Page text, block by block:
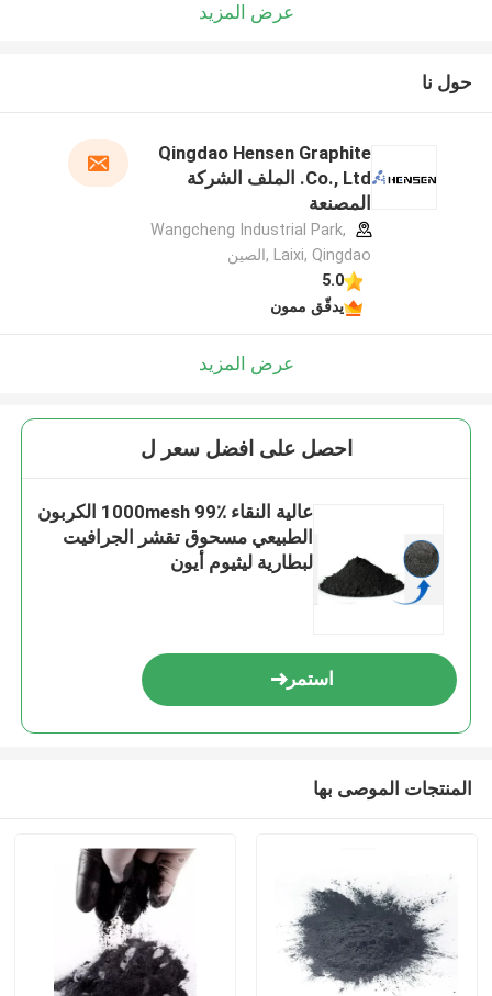
عرض المزيد
حول نا
Qingdao Hensen Graphite
Co., Ltd. الملف الشركة
المصنعة
Wangcheng Industrial Park,
Laixi, Qingdao ,الصين
5.0
يدقّق ممون
عرض المزيد
احصل على افضل سعر ل
عالية النقاء 1000mesh 99٪ الكربون
الطبيعي مسحوق تقشر الجرافيت
لبطارية ليثيوم أيون
استمر
المنتجات الموصى بها